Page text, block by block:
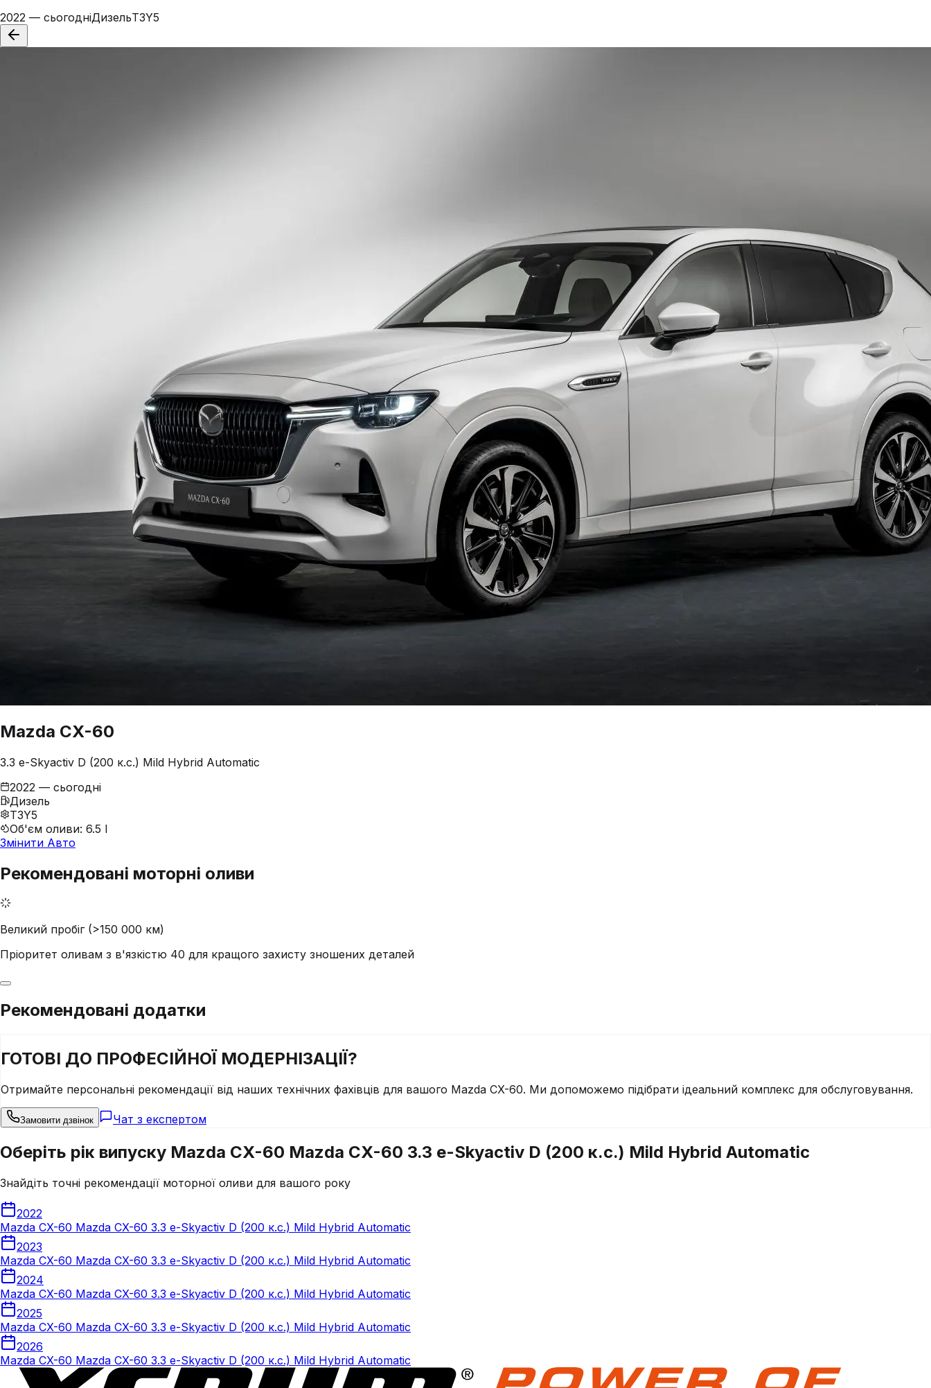
2022 — сьогодніДизельT3Y5
Mazda CX-60
3.3 e-Skyactiv D (200 к.с.) Mild Hybrid Automatic
2022 — сьогодні
Дизель
T3Y5
Об'єм оливи: 6.5 l
Змінити Авто
Рекомендовані моторні оливи
Великий пробіг (>150 000 км)
Пріоритет оливам з в'язкістю 40 для кращого захисту зношених деталей
Рекомендовані додатки
ГОТОВІ ДО ПРОФЕСІЙНОЇ МОДЕРНІЗАЦІЇ?
Отримайте персональні рекомендації від наших технічних фахівців для вашого Mazda CX-60. Ми допоможемо підібрати ідеальний комплекс для обслуговування.
Замовити дзвінок Чат з експертом
Оберіть рік випуску Mazda CX-60 Mazda CX-60 3.3 e-Skyactiv D (200 к.с.) Mild Hybrid Automatic
Знайдіть точні рекомендації моторної оливи для вашого року
2022
Mazda CX-60 Mazda CX-60 3.3 e-Skyactiv D (200 к.с.) Mild Hybrid Automatic
2023
Mazda CX-60 Mazda CX-60 3.3 e-Skyactiv D (200 к.с.) Mild Hybrid Automatic
2024
Mazda CX-60 Mazda CX-60 3.3 e-Skyactiv D (200 к.с.) Mild Hybrid Automatic
2025
Mazda CX-60 Mazda CX-60 3.3 e-Skyactiv D (200 к.с.) Mild Hybrid Automatic
2026
Mazda CX-60 Mazda CX-60 3.3 e-Skyactiv D (200 к.с.) Mild Hybrid Automatic